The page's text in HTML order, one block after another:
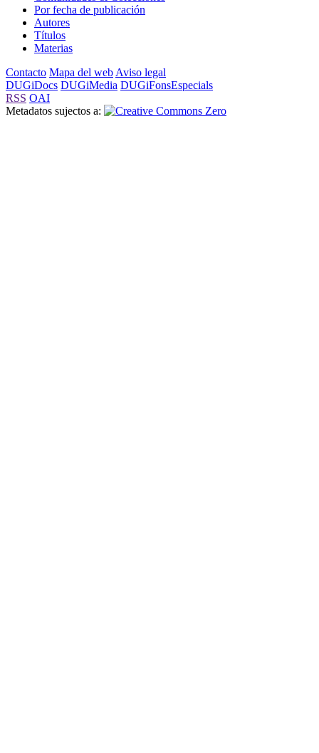
Por fecha de publicación
Autores
Títulos
Materias
Contacto Mapa del web Aviso legal
DUGiDocs DUGiMedia DUGiFonsEspecials
RSS OAI
Metadatos sujectos a: